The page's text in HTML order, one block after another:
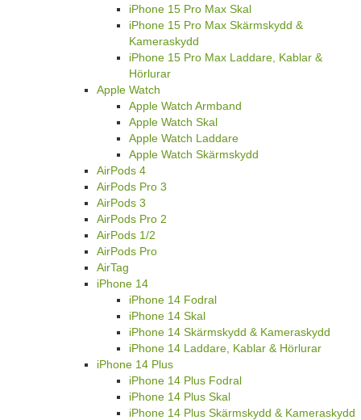
iPhone 15 Pro Max Skal
iPhone 15 Pro Max Skärmskydd &
Kameraskydd
iPhone 15 Pro Max Laddare, Kablar &
Hörlurar
Apple Watch
Apple Watch Armband
Apple Watch Skal
Apple Watch Laddare
Apple Watch Skärmskydd
AirPods 4
AirPods Pro 3
AirPods 3
AirPods Pro 2
AirPods 1/2
AirPods Pro
AirTag
iPhone 14
iPhone 14 Fodral
iPhone 14 Skal
iPhone 14 Skärmskydd & Kameraskydd
iPhone 14 Laddare, Kablar & Hörlurar
iPhone 14 Plus
iPhone 14 Plus Fodral
iPhone 14 Plus Skal
iPhone 14 Plus Skärmskydd & Kameraskydd